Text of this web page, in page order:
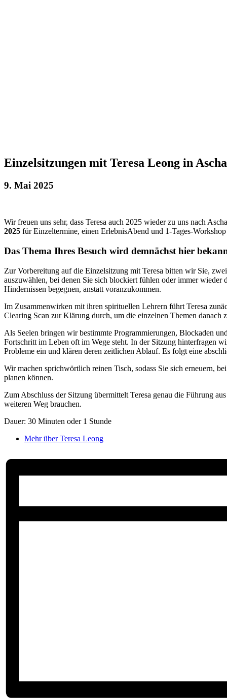
Einzelsitzungen mit Teresa Leong in
9. Mai 2025
Wir freuen uns sehr, dass Teresa auch 2025 wieder zu uns nach
2025 für Einzeltermine, einen ErlebnisAbend und 1-Tages-
Das Thema Ihres Besuch wird demnächst hier
Zur Vorbereitung auf die Einzelsitzung mit Teresa bitten wir Sie,
auszuwählen, bei denen Sie sich blockiert fühlen oder immer wieder
Hindernissen begegnen, anstatt voranzukommen.
Im Zusammenwirken mit ihren spirituellen Lehrern führt Teresa
Clearing Scan zur Klärung durch, um die einzelnen Themen danach
Als Seelen bringen wir bestimmte Programmierungen, Blockaden
Fortschritt im Leben oft im Wege steht. In der Sitzung hinterfragen
Probleme ein und klären deren zeitlichen Ablauf. Es folgt eine
Wir machen sprichwörtlich reinen Tisch, sodass Sie sich erneuern,
planen können.
Zum Abschluss der Sitzung übermittelt Teresa genau die Führung
weiteren Weg brauchen.
Dauer: 30 Minuten oder 1 Stunde
Mehr über Teresa Leong